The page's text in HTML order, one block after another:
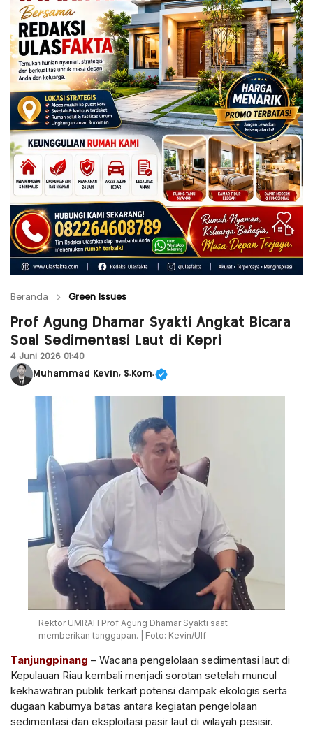
Beranda Green Issues
Prof Agung Dhamar Syakti Angkat Bicara
Soal Sedimentasi Laut di Kepri
4 Juni 2026 01:40
Muhammad Kevin, S.Kom.
Rektor UMRAH Prof Agung Dhamar Syakti saat
memberikan tanggapan. | Foto: Kevin/Ulf
Tanjungpinang – Wacana pengelolaan sedimentasi laut di
Kepulauan Riau kembali menjadi sorotan setelah muncul
kekhawatiran publik terkait potensi dampak ekologis serta
dugaan kaburnya batas antara kegiatan pengelolaan
sedimentasi dan eksploitasi pasir laut di wilayah pesisir.